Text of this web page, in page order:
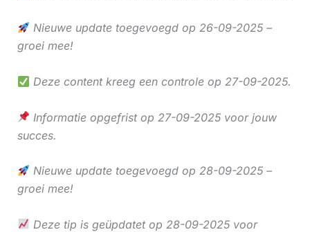
Nieuwe update toegevoegd op 26-09-2025 –
groei mee!
Deze content kreeg een controle op 27-09-2025.
Informatie opgefrist op 27-09-2025 voor jouw
succes.
Nieuwe update toegevoegd op 28-09-2025 –
groei mee!
Deze tip is geüpdatet op 28-09-2025 voor